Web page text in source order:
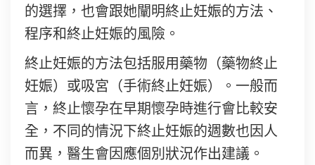
的選擇，也會跟她闡明終止妊娠的方法、
程序和終止妊娠的風險。
終止妊娠的方法包括服用藥物（藥物終止
妊娠）或吸宮（手術終止妊娠）。一般而
言，終止懷孕在早期懷孕時進行會比較安
全，不同的情況下終止妊娠的週數也因人
而異，醫生會因應個別狀況作出建議。